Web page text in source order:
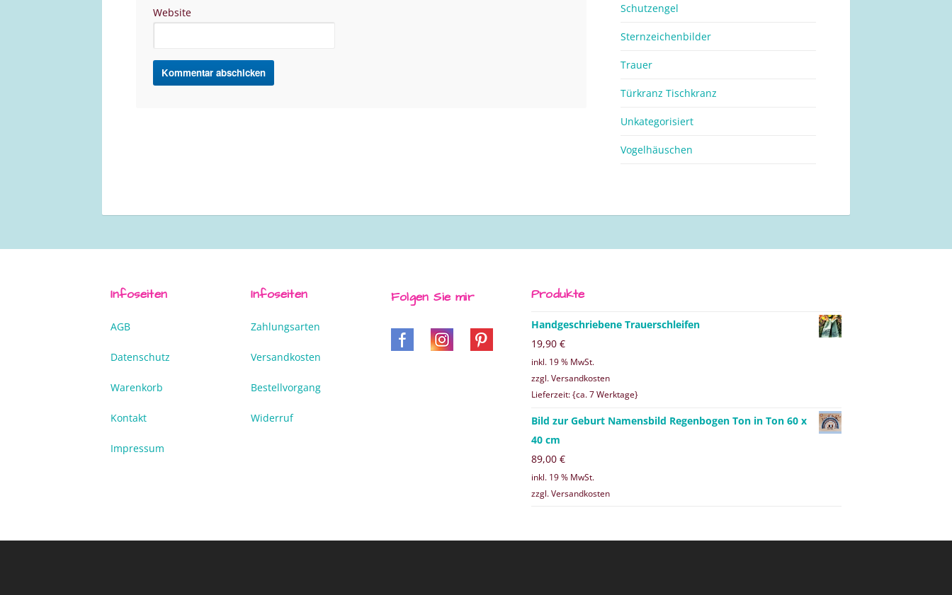
Website Schutzengel
Sternzeichenbilder
Trauer
Türkranz Tischkranz
Unkategorisiert
Vogelhäuschen
Infoseiten
AGB
Datenschutz
Warenkorb
Kontakt
Impressum
Infoseiten
Zahlungsarten
Versandkosten
Bestellvorgang
Widerruf
Folgen Sie mir Produkte
Handgeschriebene Trauerschleifen
19,90 €
inkl. 19 % MwSt.
zzgl. Versandkosten
Lieferzeit: {ca. 7 Werktage}
Bild zur Geburt Namensbild Regenbogen Ton in Ton 60 x
40 cm
89,00 €
inkl. 19 % MwSt.
zzgl. Versandkosten